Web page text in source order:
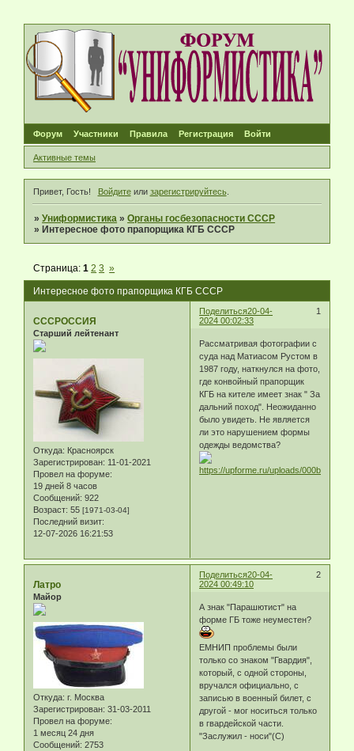
Форум Участники Правила Регистрация Войти
Активные темы
Привет, Гость! Войдитеили зарегистрируйтесь.
»Униформистика »Органы госбезопасности СССР
» Интересное фото прапорщика КГБ СССР
Интересное фото прапорщика КГБ СССР
Страница:1 2 3 »
Поделиться 1
20-04-
2024 00:02:33
СССРОССИЯ
Старший лейтенант
Откуда: Красноярск
Зарегистрирован: 11-01-2021
Провел на форуме:
19 дней 8 часов
Сообщений: 922
Возраст: 55 [1971-03-04]
Последний визит:
12-07-2026 16:21:53
Рассматривая фотографии с
суда над Матиасом Рустом в
1987 году, наткнулся на фото,
где конвойный прапорщик
КГБ на кителе имеет знак " За
дальний поход". Неожиданно
было увидеть. Не является
ли это нарушением формы
одежды ведомства?
Поделиться 2
20-04-
2024 00:49:10
Латро
Майор
Откуда: г. Москва
Зарегистрирован: 31-03-2011
Провел на форуме:
1 месяц 24 дня
Сообщений: 2753
А знак "Парашютист" на
форме ГБ тоже неуместен?
ЕМНИП проблемы были
только со знаком "Гвардия",
который, с одной стороны,
вручался официально, с
записью в военный билет, с
другой - мог носиться только
в гвардейской части.
"Заслужил - носи"(С)